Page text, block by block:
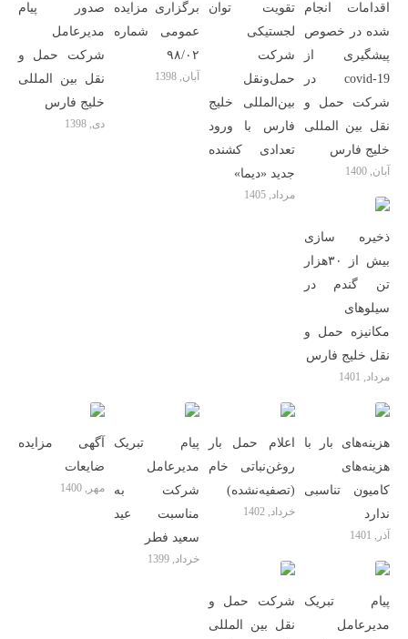
صدور پیام
مدیرعامل
شرکت حمل و
نقل بین المللی
خلیج فارس
دی, 1398
برگزاری مزایده
عمومی شماره
۹۸/۰۲
آبان, 1398
تقویت توان
لجستیکی
شرکت
حمل‌ونقل
بین‌المللی خلیج
فارس با ورود
تعدادی کشنده
جدید «دیما»
مرداد, 1405
اقدامات انجام
شده در خصوص
پیشگیری از
covid-19 در
شرکت حمل و
نقل بین المللی
خلیج فارس
آبان, 1400
ذخیره سازی
بیش از ۳۰هزار
تن گندم در
سیلوهای
مکانیزه حمل و
نقل خلیج فارس
مرداد, 1401
آگهی مزایده
ضایعات
مهر, 1400
پیام تبریک
مدیرعامل
شرکت به
مناسبت عید
سعید فطر
خرداد, 1399
اعلام حمل بار
روغن‌نباتی خام
(تصفیه‌نشده)
خرداد, 1402
هزینه‌های بار با
هزینه‌های
کامیون تناسبی
ندارد
آذر, 1401
شرکت حمل و
نقل بین المللی
پیام تبریک
مدیرعامل